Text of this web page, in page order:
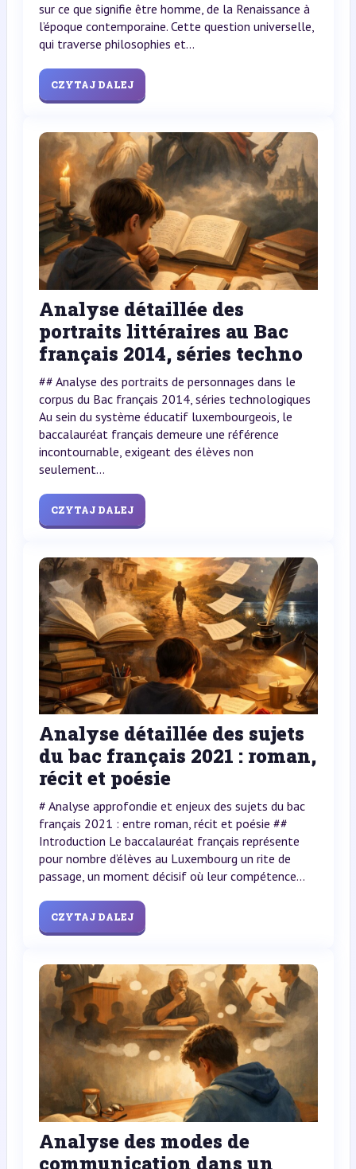
sur ce que signifie être homme, de la Renaissance à
l’époque contemporaine. Cette question universelle,
qui traverse philosophies et...
CZYTAJ DALEJ
Analyse détaillée des
portraits littéraires au Bac
français 2014, séries techno
## Analyse des portraits de personnages dans le
corpus du Bac français 2014, séries technologiques
Au sein du système éducatif luxembourgeois, le
baccalauréat français demeure une référence
incontournable, exigeant des élèves non
seulement...
CZYTAJ DALEJ
Analyse détaillée des sujets
du bac français 2021 : roman,
récit et poésie
# Analyse approfondie et enjeux des sujets du bac
français 2021 : entre roman, récit et poésie ##
Introduction Le baccalauréat français représente
pour nombre d’élèves au Luxembourg un rite de
passage, un moment décisif où leur compétence...
CZYTAJ DALEJ
Analyse des modes de
communication dans un